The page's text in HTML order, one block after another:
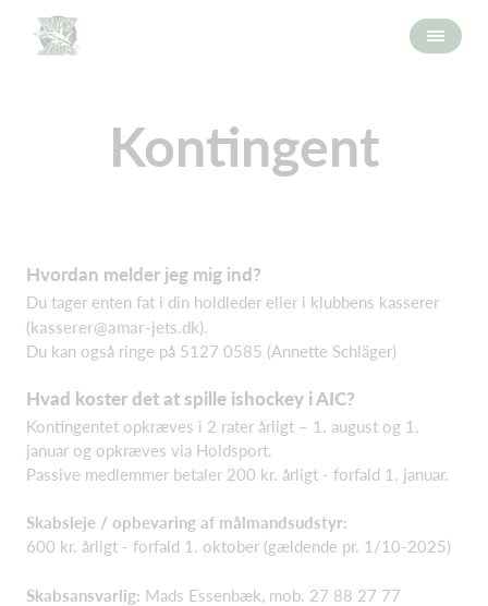
Kontingent
Hvordan melder jeg mig ind?
Du tager enten fat i din holdleder eller i klubbens kasserer
(kasserer@amar-jets.dk).
Du kan også ringe på 5127 0585 (Annette Schläger)
Hvad koster det at spille ishockey i AIC?
Kontingentet opkræves i 2 rater årligt – 1. august og 1.
januar og opkræves via Holdsport.
Passive medlemmer betaler 200 kr. årligt - forfald 1. januar.
Skabsleje / opbevaring af målmandsudstyr:
600 kr. årligt - forfald 1. oktober (gældende pr. 1/10-2025)
Skabsansvarlig: Mads Essenbæk, mob. 27 88 27 77